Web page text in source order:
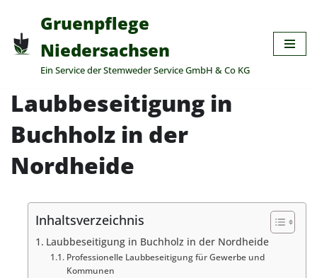
Zum
Inhalt
springen
Gruenpflege
Niedersachsen
Ein Service der Stemweder Service GmbH & Co KG
Laubbeseitigung in
Buchholz in der
Nordheide
Inhaltsverzeichnis
Laubbeseitigung in Buchholz in der Nordheide
Professionelle Laubbeseitigung für Gewerbe und
Kommunen